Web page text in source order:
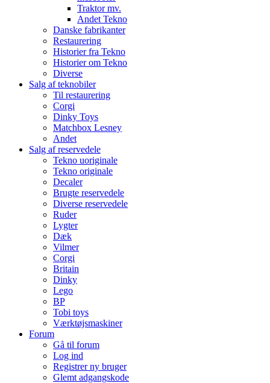
Traktor mv.
Andet Tekno
Danske fabrikanter
Restaurering
Historier fra Tekno
Historier om Tekno
Diverse
Salg af teknobiler
Til restaurering
Corgi
Dinky Toys
Matchbox Lesney
Andet
Salg af reservedele
Tekno uoriginale
Tekno originale
Decaler
Brugte reservedele
Diverse reservedele
Ruder
Lygter
Dæk
Vilmer
Corgi
Britain
Dinky
Lego
BP
Tobi toys
Værktøjsmaskiner
Forum
Gå til forum
Log ind
Registrer ny bruger
Glemt adgangskode